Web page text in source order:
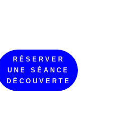
RÉSERVER
UNE SÉANCE
DÉCOUVERTE